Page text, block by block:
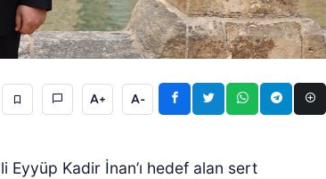
A+ A-
Eyyüp Kadir İnan’ı hedef alan sert
GÜNCEL